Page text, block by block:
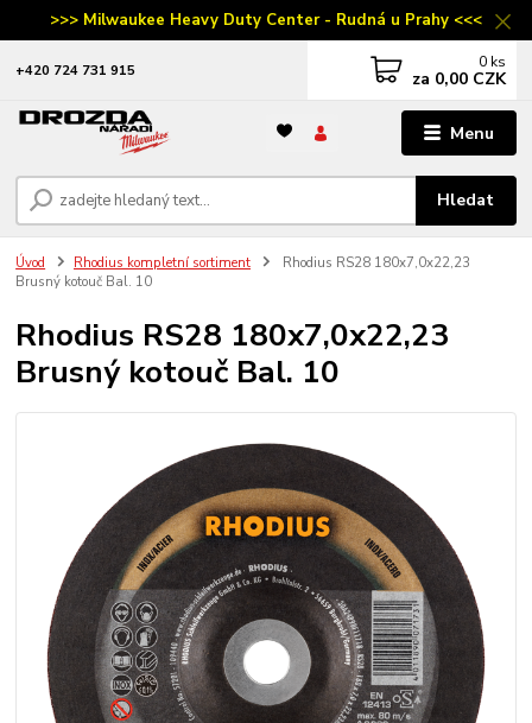
>>> Milwaukee Heavy Duty Center - Rudná u Prahy <<<
Menu
Hledat
‭+420 724 731 915 0 ks
za 0,00 CZK
Úvod Rhodius kompletní sortiment
Rhodius RS28 180x7,0x22,23
Brusný kotouč Bal. 10
Rhodius RS28 180x7,0x22,23
Brusný kotouč Bal. 10